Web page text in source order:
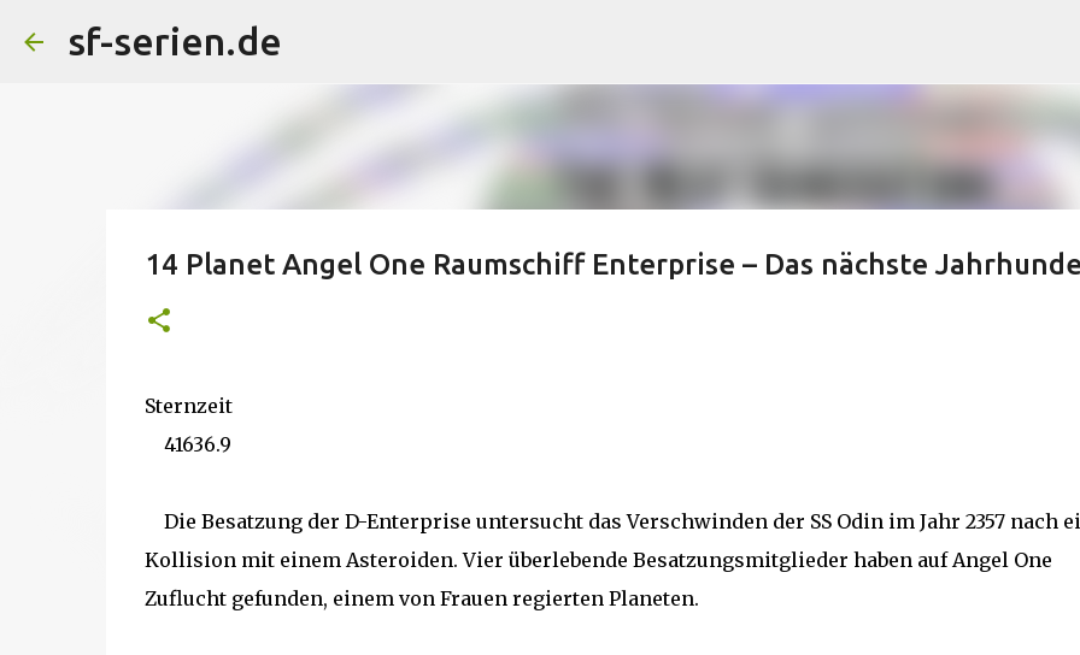
sf-serien.de
14 Planet Angel One Raumschiff Enterprise – Das nächste
Sternzeit
41636.9
Die Besatzung der D-Enterprise untersucht das Verschwinden der SS Odin im Jahr 2357 nach
Kollision mit einem Asteroiden. Vier überlebende Besatzungsmitglieder haben auf Angel One
Zuflucht gefunden, einem von Frauen regierten Planeten.